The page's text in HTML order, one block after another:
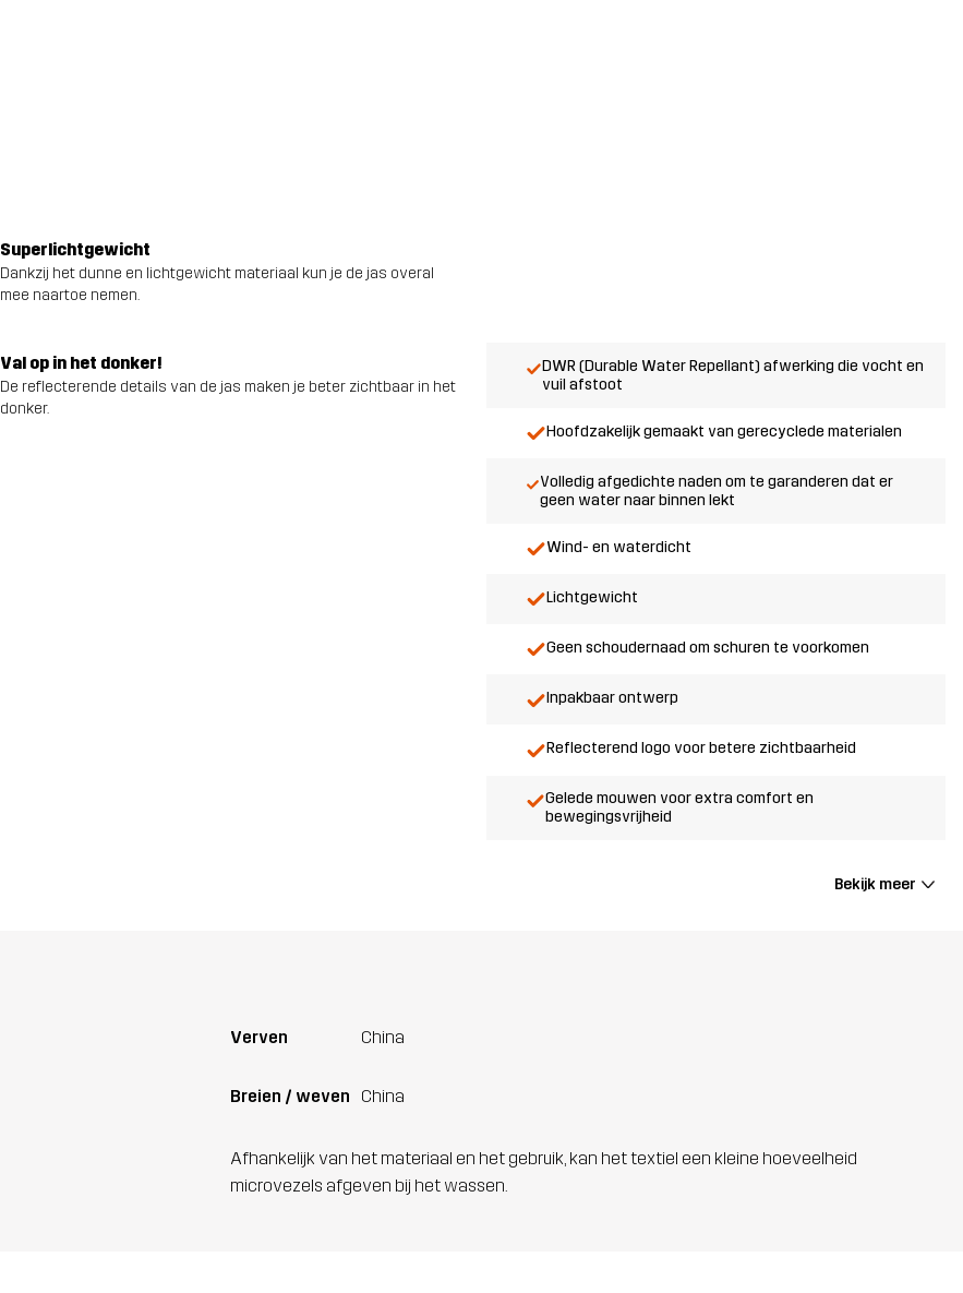
Superlichtgewicht
Dankzij het dunne en lichtgewicht materiaal kun je de jas overal
mee naartoe nemen.
Val op in het donker!
De reflecterende details van de jas maken je beter zichtbaar in het
donker.
DWR (Durable Water Repellant) afwerking die vocht en
vuil afstoot
Hoofdzakelijk gemaakt van gerecyclede materialen
Volledig afgedichte naden om te garanderen dat er
geen water naar binnen lekt
Wind- en waterdicht
Lichtgewicht
Geen schoudernaad om schuren te voorkomen
Inpakbaar ontwerp
Reflecterend logo voor betere zichtbaarheid
Gelede mouwen voor extra comfort en
bewegingsvrijheid
Bekijk meer
Verven China
Breien / weven China
Afhankelijk van het materiaal en het gebruik, kan het textiel een kleine hoeveelheid
microvezels afgeven bij het wassen.